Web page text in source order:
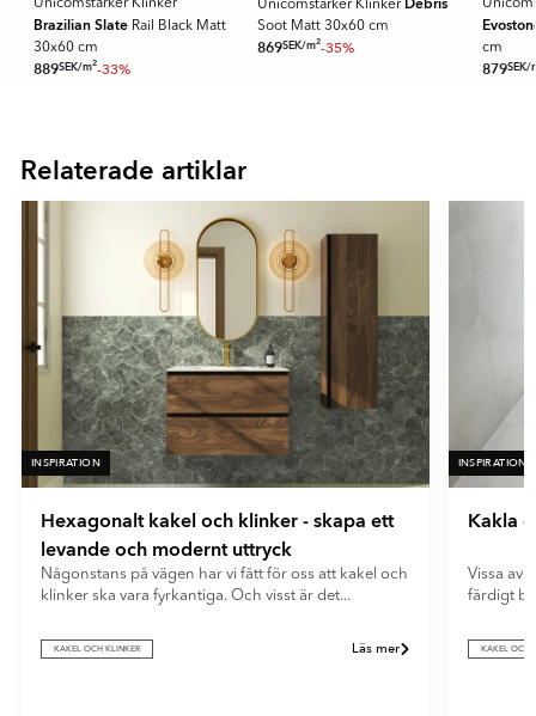
reflexer på ett effektivt sätt.
- Grå
- Mörkgrå
Unicomstarker Klinker
Brazilian Slate Rail Black Matt
30x60 cm
889SEK/m2-33%
Unicomstarker Klinker
Soot Matt 30x60 cm
869SEK/m2-35% cm
879SEK/
16
Relaterade artiklar
INSPIRATION
Hexagonalt kakel och klinker - skapa ett
levande och modernt uttryck
Någonstans på vägen har vi fått för oss att kakel och
klinker ska vara fyrkantiga. Och visst är det...
KAKEL OCH KLINKER Läs mer
INSPIRATION
Kakla
Vissa av
färdigt
KAKEL OCH